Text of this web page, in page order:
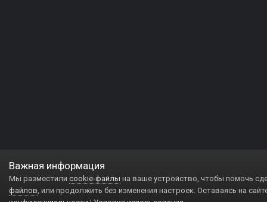
Важная информация
Мы разместили cookie-файлы на ваше устройство, чтобы помочь
файлов, или продолжить без изменения настроек. Оставаясь на